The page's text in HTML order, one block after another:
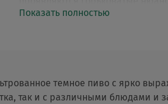
чернослива, сушеной вишни,
Показать полностью
темное пиво с ярко
так и с различными блюдами и